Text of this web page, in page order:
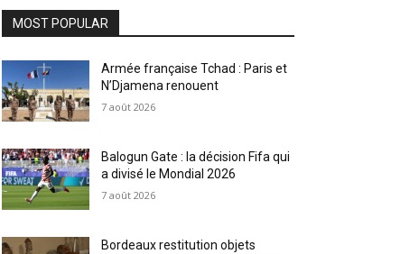
MOST POPULAR
Armée française Tchad : Paris et
N’Djamena renouent
7 août 2026
Balogun Gate : la décision Fifa qui
a divisé le Mondial 2026
7 août 2026
Bordeaux restitution objets